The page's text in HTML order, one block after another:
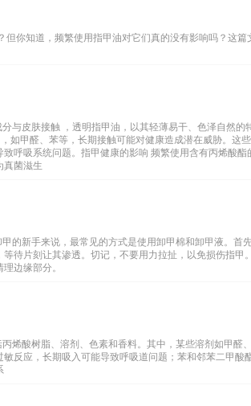
但你知道，频繁使用指甲油对它们真的没有影响吗？这
与皮肤接触 ，透明指甲油，以其轻薄易干、色泽自然的
如甲醛、苯等，长期接触可能对健康造成潜在威胁。这
呼吸系统问题。指甲健康的影响 频繁使用含有丙烯酸酯
真菌滋生
的新手来说，最常见的方式是使用卸甲棉和卸甲液。首
待片刻让其渗透。切记，不要用力拉扯，以免损伤指甲
边缘部分。
烯酸树脂、溶剂、色素和香料。其中，某些溶剂如甲醛
反应，长期吸入可能导致呼吸道问题；苯和邻苯二甲酸